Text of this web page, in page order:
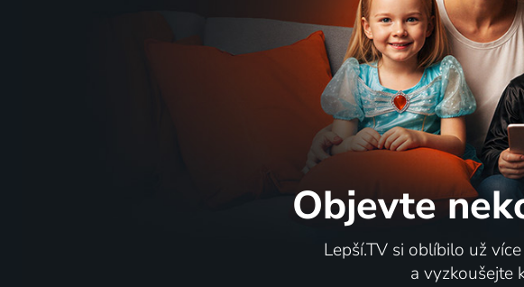
Objevte
Lepší.TV si oblíbilo už
a vyzkoušejte